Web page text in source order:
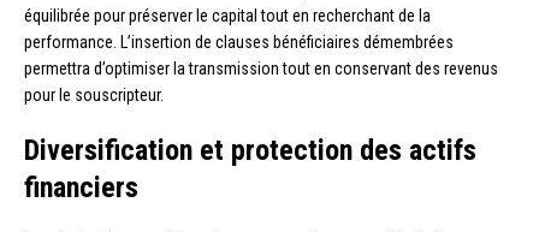
équilibrée pour préserver le capital tout en recherchant de la
performance. L’insertion de clauses bénéficiaires démembrées
permettra d’optimiser la transmission tout en conservant des revenus
pour le souscripteur.
Diversification et protection des actifs
financiers